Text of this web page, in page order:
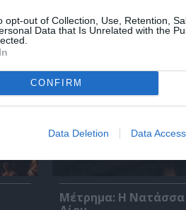
opt-out of Collection, Use, Retention,
Data that Is Unrelated with the
CONFIRM
Data Deletion Data Access
Μέτρημα: Η